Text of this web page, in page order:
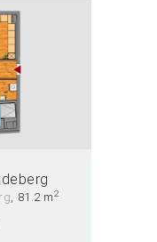
81.2 m2